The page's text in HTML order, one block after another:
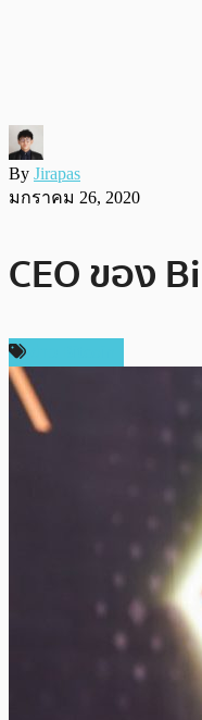
By Jirapas
มกราคม 26, 2020
CEO ของ